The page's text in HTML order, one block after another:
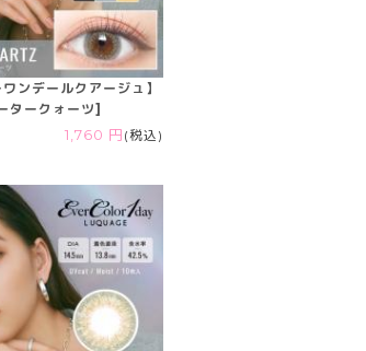
ワンデールクアージュ】
タークォーツ]
1,760 円 (税込)